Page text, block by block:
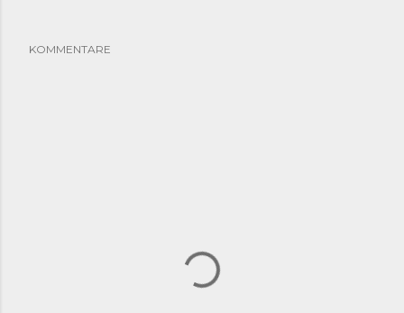
KOMMENTARE